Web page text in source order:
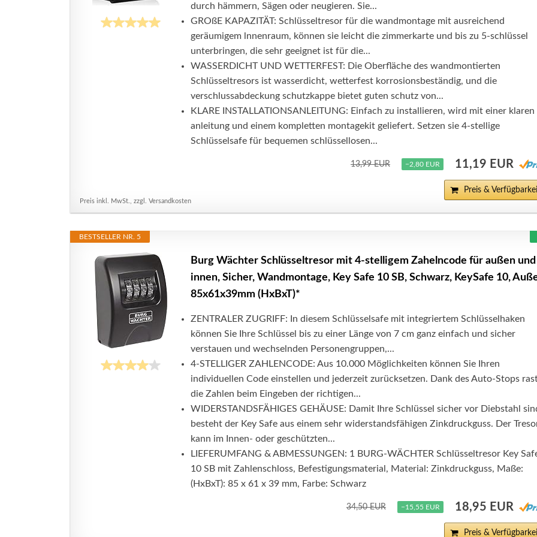
durch hämmern, Sägen oder neugieren. Sie...
GROßE KAPAZITÄT: Schlüsseltresor für die wandmontage mit ausreichend
geräumigem lnnenraum, können sie leicht die zimmerkarte und bis zu 5-schlüssel
unterbringen, die sehr geeignet ist für die...
WASSERDICHT UND WETTERFEST: Die Oberfläche des wandmontierten
Schlüsseltresors ist wasserdicht, wetterfest korrosionsbeständig, und die
verschlussabdeckung schutzkappe bietet guten schutz von...
KLARE INSTALLATIONSANLEITUNG: Einfach zu installieren, wird mit einer klaren
anleitung und einem kompletten montagekit geliefert. Setzen sie 4-stellige
Schlüsselsafe für bequemen schlüssellosen...
13,99 EUR −2,80 EUR 11,19 EUR
Preis &
Preis inkl. MwSt., zzgl. Versandkosten
BESTSELLER NR. 5
Burg Wächter Schlüsseltresor mit 4-stelligem Zahelncode für außen und
innen, Sicher, Wandmontage, Key Safe 10 SB, Schwarz, KeySafe 10,
85x61x39mm (HxBxT)*
ZENTRALER ZUGRIFF: In diesem Schlüsselsafe mit integriertem Schlüsselhaken
können Sie Ihre Schlüssel bis zu einer Länge von 7 cm ganz einfach und sicher
verstauen und wechselnden Personengruppen,...
4-STELLIGER ZAHLENCODE: Aus 10.000 Möglichkeiten können Sie Ihren
individuellen Code einstellen und jederzeit zurücksetzen. Dank des Auto-Stops
die Zahlen beim Eingeben der richtigen...
WIDERSTANDSFÄHIGES GEHÄUSE: Damit Ihre Schlüssel sicher vor Diebstahl
besteht der Key Safe aus einem sehr widerstandsfähigen Zinkdruckguss. Der
kann im Innen- oder geschützten...
LIEFERUMFANG & ABMESSUNGEN: 1 BURG-WÄCHTER Schlüsseltresor Key
10 SB mit Zahlenschloss, Befestigungsmaterial, Material: Zinkdruckguss, Maße:
(HxBxT): 85 x 61 x 39 mm, Farbe: Schwarz
34,50 EUR −15,55 EUR 18,95 EUR
Preis &